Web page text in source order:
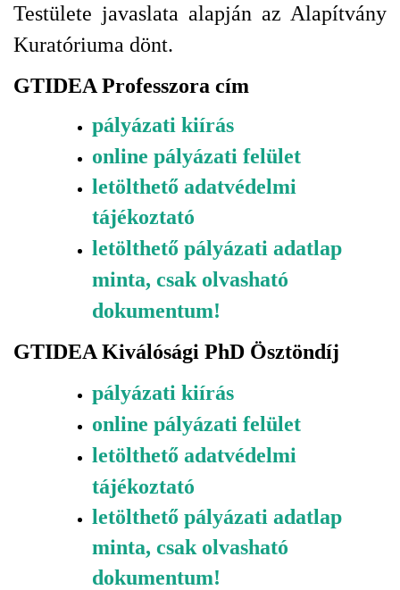
Testülete javaslata alapján az Alapítvány
Kuratóriuma dönt.
GTIDEA Professzora cím
pályázati kiírás
online pályázati felület
letölthető adatvédelmi
tájékoztató
letölthető pályázati adatlap
minta, csak olvasható
dokumentum!
GTIDEA Kiválósági PhD Ösztöndíj
pályázati kiírás
online pályázati felület
letölthető adatvédelmi
tájékoztató
letölthető pályázati adatlap
minta, csak olvasható
dokumentum!